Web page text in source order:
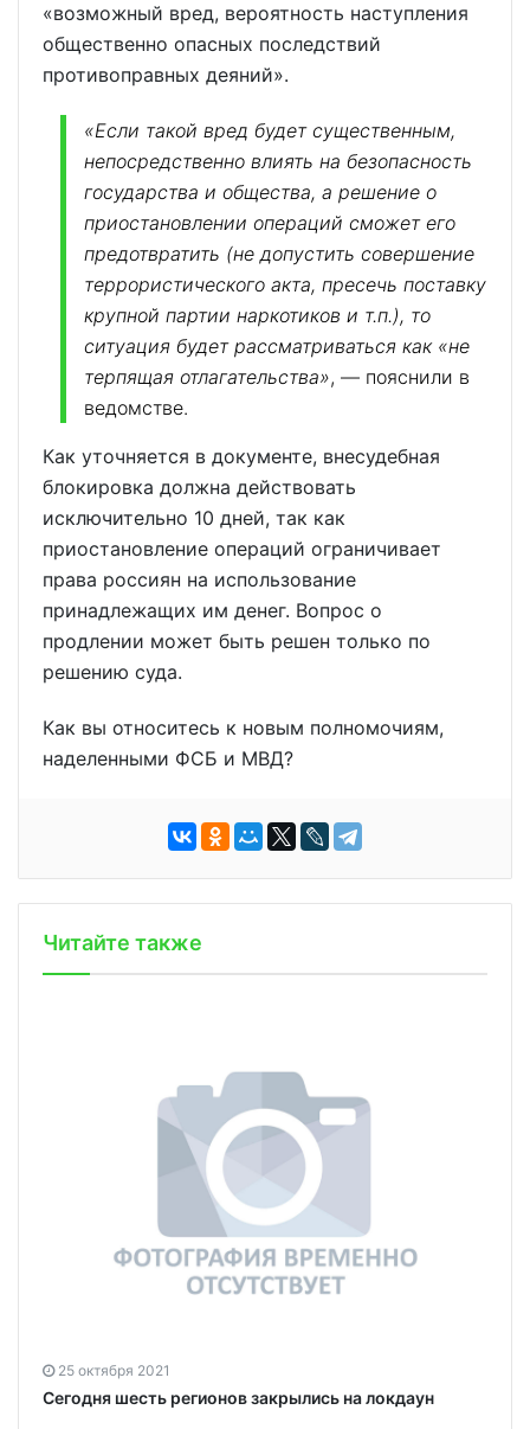
«возможный вред, вероятность наступления
общественно опасных последствий
противоправных деяний».
«Если такой вред будет существенным,
непосредственно влиять на безопасность
государства и общества, а решение о
приостановлении операций сможет его
предотвратить (не допустить совершение
террористического акта, пресечь поставку
крупной партии наркотиков и т.п.), то
ситуация будет рассматриваться как «не
терпящая отлагательства», — пояснили в
ведомстве.
Как уточняется в документе, внесудебная
блокировка должна действовать
исключительно 10 дней, так как
приостановление операций ограничивает
права россиян на использование
принадлежащих ‎им денег. Вопрос о
продлении может быть решен только по
решению суда.
Как вы относитесь к новым полномочиям,
наделенными ФСБ и МВД?
Читайте также
25 октября 2021
Сегодня шесть регионов закрылись на локдаун